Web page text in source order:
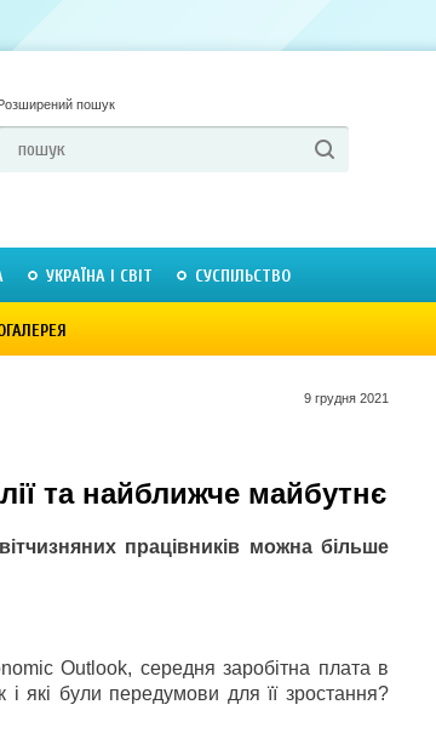
пошук
УКРАЇНА І СВІТ СУСПІЛЬСТВО
9 грудня 2021
та найближче майбутнє
працівників можна більше
Outlook, середня заробітна плата в
які були передумови для її зростання?